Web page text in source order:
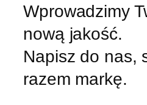
Wprowadzimy
nową jakość.
Napisz do nas,
razem markę.